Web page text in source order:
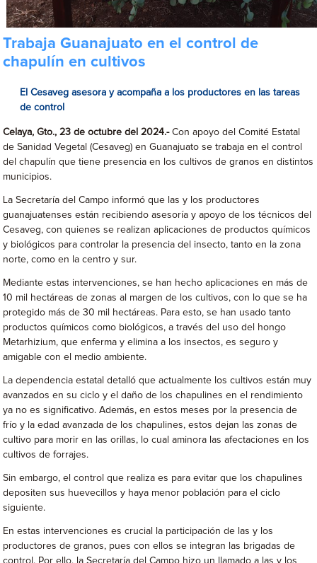
Trabaja Guanajuato en el control de
chapulín en cultivos
El Cesaveg asesora y acompaña a los productores en las tareas
de control
Celaya, Gto., 23 de octubre del 2024.-Con apoyo del Comité Estatal
de Sanidad Vegetal (Cesaveg) en Guanajuato se trabaja en el control
del chapulín que tiene presencia en los cultivos de granos en distintos
municipios.
La Secretaría del Campo informó que las y los productores
guanajuatenses están recibiendo asesoría y apoyo de los técnicos del
Cesaveg, con quienes se realizan aplicaciones de productos químicos
y biológicos para controlar la presencia del insecto, tanto en la zona
norte, como en la centro y sur.
Mediante estas intervenciones, se han hecho aplicaciones en más de
10 mil hectáreas de zonas al margen de los cultivos, con lo que se ha
protegido más de 30 mil hectáreas. Para esto, se han usado tanto
productos químicos como biológicos, a través del uso del hongo
Metarhizium, que enferma y elimina a los insectos, es seguro y
amigable con el medio ambiente.
La dependencia estatal detalló que actualmente los cultivos están muy
avanzados en su ciclo y el daño de los chapulines en el rendimiento
ya no es significativo. Además, en estos meses por la presencia de
frío y la edad avanzada de los chapulines, estos dejan las zonas de
cultivo para morir en las orillas, lo cual aminora las afectaciones en los
cultivos de forrajes.
Sin embargo, el control que realiza es para evitar que los chapulines
depositen sus huevecillos y haya menor población para el ciclo
siguiente.
En estas intervenciones es crucial la participación de las y los
productores de granos, pues con ellos se integran las brigadas de